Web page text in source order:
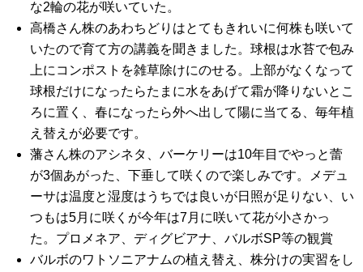
な2輪の花が咲いていた。
高橋さん株のあわちどりはとてもきれいに何株も咲いて
いたので育て方の講義を聞きました。球根は水苔で包み
上にコンポストを雑草除けにのせる。上部がなくなって
球根だけになったらたまに水をあげて霜が降りないとこ
ろに置く、春になったら外へ出して陽に当てる、毎年植
え替えが必要です。
藩さん株のアシネタ、バーケリーは10年目でやっと蕾
が3個あがった、下垂して咲くので楽しみです。メデュ
ーサは温度と湿度はうちでは良いが日照が足りない、い
つもは5月に咲くが今年は7月に咲いて花が小さかっ
た。プロメネア、ディグビアナ、バルボSP等の観賞
バルボのワトソニアナムの植え替え、株分けの実習をし